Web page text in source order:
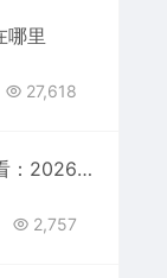
哪里
27,618
前端开发者必看：2026年15个高质量Vue/React开源项目源码深度解析
2,757